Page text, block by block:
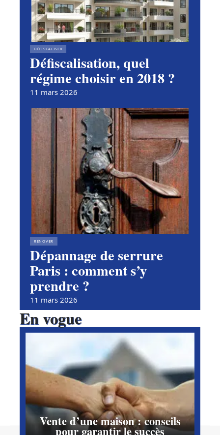
DÉFISCALISER
Défiscalisation, quel
régime choisir en 2018 ?
11 mars 2026
RÉNOVER
Dépannage de serrure
Paris : comment s’y
prendre ?
11 mars 2026
En vogue
Vente d’une maison : conseils
pour garantir le succès